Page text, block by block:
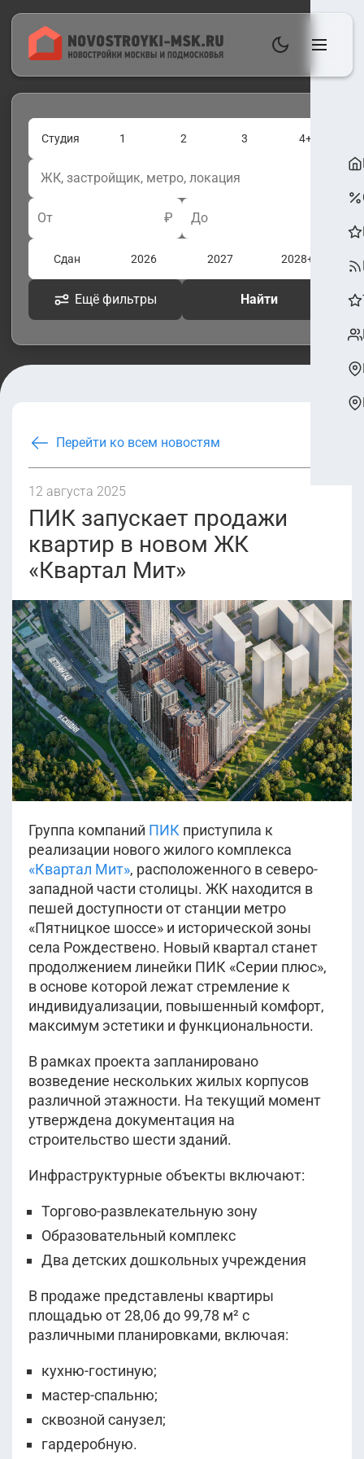
Студия 1 2 3 4+
От ₽ До
Сдан 2026 2027 2028+
Ещё фильтры Найти
Перейти ко всем новостям
12 августа 2025
ПИК запускает продажи
квартир в новом ЖК
«Квартал Мит»
Группа компаний ПИК приступила к
реализации нового жилого комплекса
«Квартал Мит», расположенного в северо-
западной части столицы. ЖК находится в
пешей доступности от станции метро
«Пятницкое шоссе» и исторической зоны
села Рождествено. Новый квартал станет
продолжением линейки ПИК «Серии плюс»,
в основе которой лежат стремление к
индивидуализации, повышенный комфорт,
максимум эстетики и функциональности.
В рамках проекта запланировано
возведение нескольких жилых корпусов
различной этажности. На текущий момент
утверждена документация на
строительство шести зданий.
Инфраструктурные объекты включают:
Торгово-развлекательную зону
Образовательный комплекс
Два детских дошкольных учреждения
В продаже представлены квартиры
площадью от 28,06 до 99,78 м² с
различными планировками, включая:
кухню-гостиную;
мастер-спальню;
сквозной санузел;
гардеробную.